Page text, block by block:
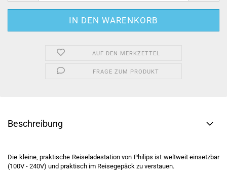
AUF DEN MERKZETTEL
FRAGE ZUM PRODUKT
Beschreibung
Die kleine, praktische Reiseladestation von Philips ist weltweit einsetzbar
(100V - 240V) und praktisch im Reisegepäck zu verstauen.